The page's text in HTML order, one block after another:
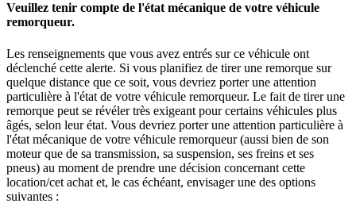
Veuillez tenir compte de l'état mécanique de votre véhicule
remorqueur.
Les renseignements que vous avez entrés sur ce véhicule ont
déclenché cette alerte. Si vous planifiez de tirer une remorque sur
quelque distance que ce soit, vous devriez porter une attention
particulière à l'état de votre véhicule remorqueur. Le fait de tirer une
remorque peut se révéler très exigeant pour certains véhicules plus
âgés, selon leur état. Vous devriez porter une attention particulière à
l'état mécanique de votre véhicule remorqueur (aussi bien de son
moteur que de sa transmission, sa suspension, ses freins et ses
pneus) au moment de prendre une décision concernant cette
location/cet achat et, le cas échéant, envisager une des options
suivantes :